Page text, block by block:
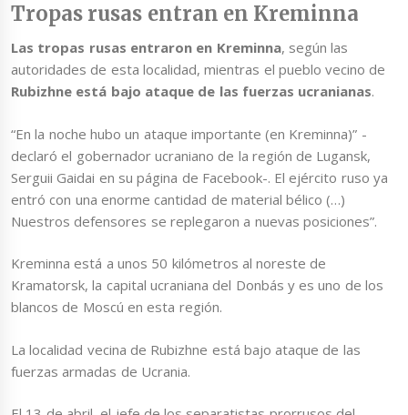
Tropas rusas entran en Kreminna
Las tropas rusas entraron en Kreminna, según las
autoridades de esta localidad, mientras el pueblo vecino de
Rubizhne está bajo ataque de las fuerzas ucranianas.
“En la noche hubo un ataque importante (en Kreminna)” -
declaró el gobernador ucraniano de la región de Lugansk,
Serguii Gaidai en su página de Facebook-. El ejército ruso ya
entró con una enorme cantidad de material bélico (…)
Nuestros defensores se replegaron a nuevas posiciones”.
Kreminna está a unos 50 kilómetros al noreste de
Kramatorsk, la capital ucraniana del Donbás y es uno de los
blancos de Moscú en esta región.
La localidad vecina de Rubizhne está bajo ataque de las
fuerzas armadas de Ucrania.